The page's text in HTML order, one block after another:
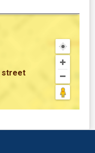
street